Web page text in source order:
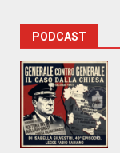
PODCAST